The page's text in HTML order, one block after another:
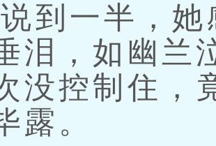
到一半，她
泪，如幽兰
没控制住，
露。